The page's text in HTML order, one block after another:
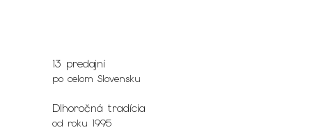
13 predajní
po celom Slovensku
Dlhoročná tradícia
od roku 1995